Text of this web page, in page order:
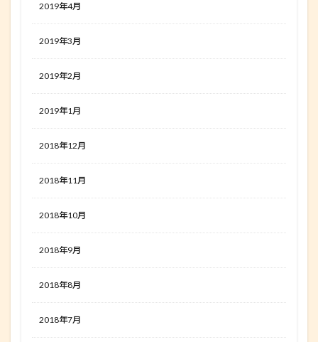
2019年4月
2019年3月
2019年2月
2019年1月
2018年12月
2018年11月
2018年10月
2018年9月
2018年8月
2018年7月